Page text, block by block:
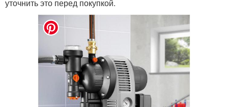
уточнить это перед покупкой.